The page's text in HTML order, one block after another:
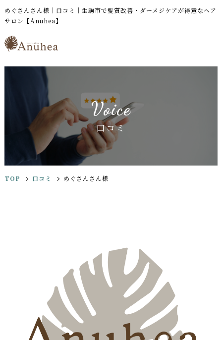
めぐさんさん様｜口コミ｜生駒市で髪質改善・ダーメジケアが得意なヘア
サロン【Anuhea】
Voice
口コミ
TOP 口コミ めぐさんさん様